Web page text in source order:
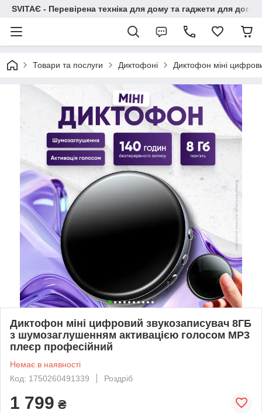
SVITAЄ - Перевірена техніка для дому та гаджети для
Товари та послуги Диктофоні Диктофон міні
Диктофон міні цифровий звукозаписувач 8ГБ
з шумозаглушенням активацією голосом MP3
плеєр професійний
Немає в наявності
Код: 1750260491339
Роздріб
1 799 ₴